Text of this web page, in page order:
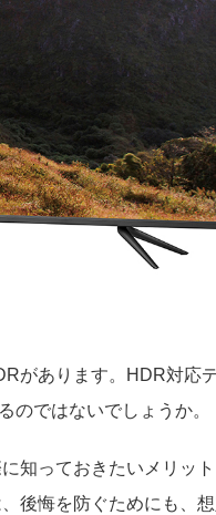
があります。HDR対応
のではないでしょうか。
知っておきたいメリッ
後悔を防ぐためにも、